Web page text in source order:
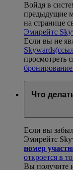
Войдя в
предыдущие
на странице
Эмирейтс
Если вы не
Skywards
просмотреть
Что
Если вы
Эмирейтс
номер
откроется в
Вы получите